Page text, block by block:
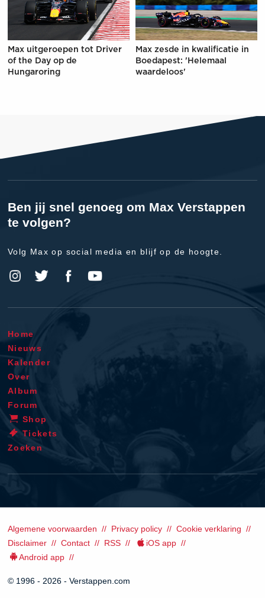
Max uitgeroepen tot Driver
of the Day op de
Hungaroring
Max zesde in kwalificatie in
Boedapest: 'Helemaal
waardeloos'
Ben jij snel genoeg om Max Verstappen
te volgen?
Volg Max op social media en blijf op de hoogte.
Home
Nieuws
Kalender
Over
Album
Forum
Shop
Tickets
Zoeken
Algemene voorwaarden Privacy policy
Cookie verklaring
Disclaimer
Contact RSS
iOS app
Android app
© 1996 - 2026 - Verstappen.com